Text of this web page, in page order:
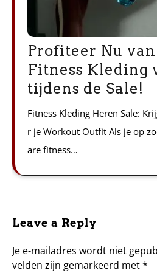
Profiteer Nu
Fitness Kleding
tijdens de Sale!
Fitness Kleding Heren Sale:
r je Workout Outfit Als je op
are fitness…
Leave a Reply
Je e-mailadres wordt niet
velden zijn gemarkeerd met*